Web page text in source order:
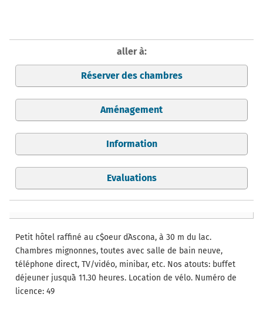
aller à:
Réserver des chambres
Aménagement
Information
Evaluations
Petit hôtel raffiné au c$oeur d`Ascona, à 30 m du lac.
Chambres mignonnes, toutes avec salle de bain neuve,
téléphone direct, TV/vidéo, minibar, etc. Nos atouts: buffet
déjeuner jusqu`à 11.30 heures. Location de vélo. Numéro de
licence: 49